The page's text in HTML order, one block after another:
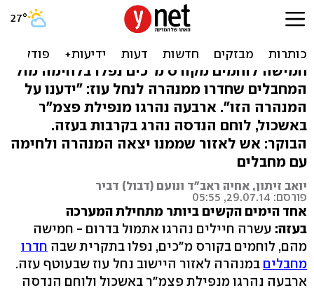
עשרה חיילים נהרגו אתמול,
סוכלה חטיפה
חמישה לוחמים מקורס מ"כים נפלו בלחימה מול
המחבלים שחדרו ממנהרה לנחל עוז: "ידענו על
המנהרה הזו". ארבעה נהרגו מנפילת פצמ"ר
באשכול, לוחם הנדסה נהרג בקרבות בעזה.
הבוקר: אש לאזור שממנו יצאה המנהרה ולחימה
עם מחבלים
יואב זיתון, אחיה ראב"ד ונועם (דבול) דביר
פורסם: 29.07.14, 05:55
אחד הימים הקשים ביותר מתחילת המערכה
בעזה: עשרה חיילים נהרגו אתמול בדרום - חמישה
מהם, לוחמים בקורס מ"כים, נפלו בתקרית שבה חדרו
מחבלים במנהרה לאזור היישוב נחל עוז שבעוטף עזה.
ארבעה נהרגו מנפילת פצמ"ר באשכול ולוחם הנדסה